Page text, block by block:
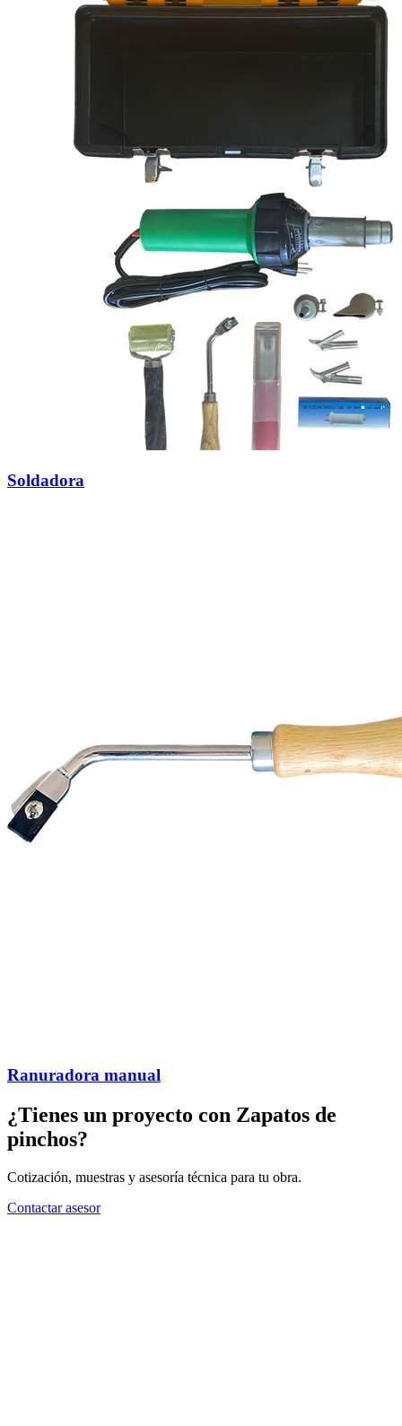
Soldadora
Ranuradora manual
¿Tienes un proyecto con Zapatos de
pinchos?
Cotización, muestras y asesoría técnica para tu obra.
Contactar asesor